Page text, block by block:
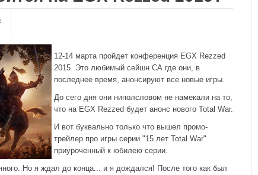
12-14 марта пройдет конференция EGX Rezzed
2015. Это любимый сейшн СА где они, в
последнее время, анонсируют все новые игры.
До сего дня они ниполсловом не намекали на то,
что на EGX Rezzed будет анонс нового Total War.
И вот буквально только что вышел промо-
трейлер про игры серии "15 лет Total War"
приуроченный к юбилею серии.
Но я ждал до конца... и я дождался! После того как был